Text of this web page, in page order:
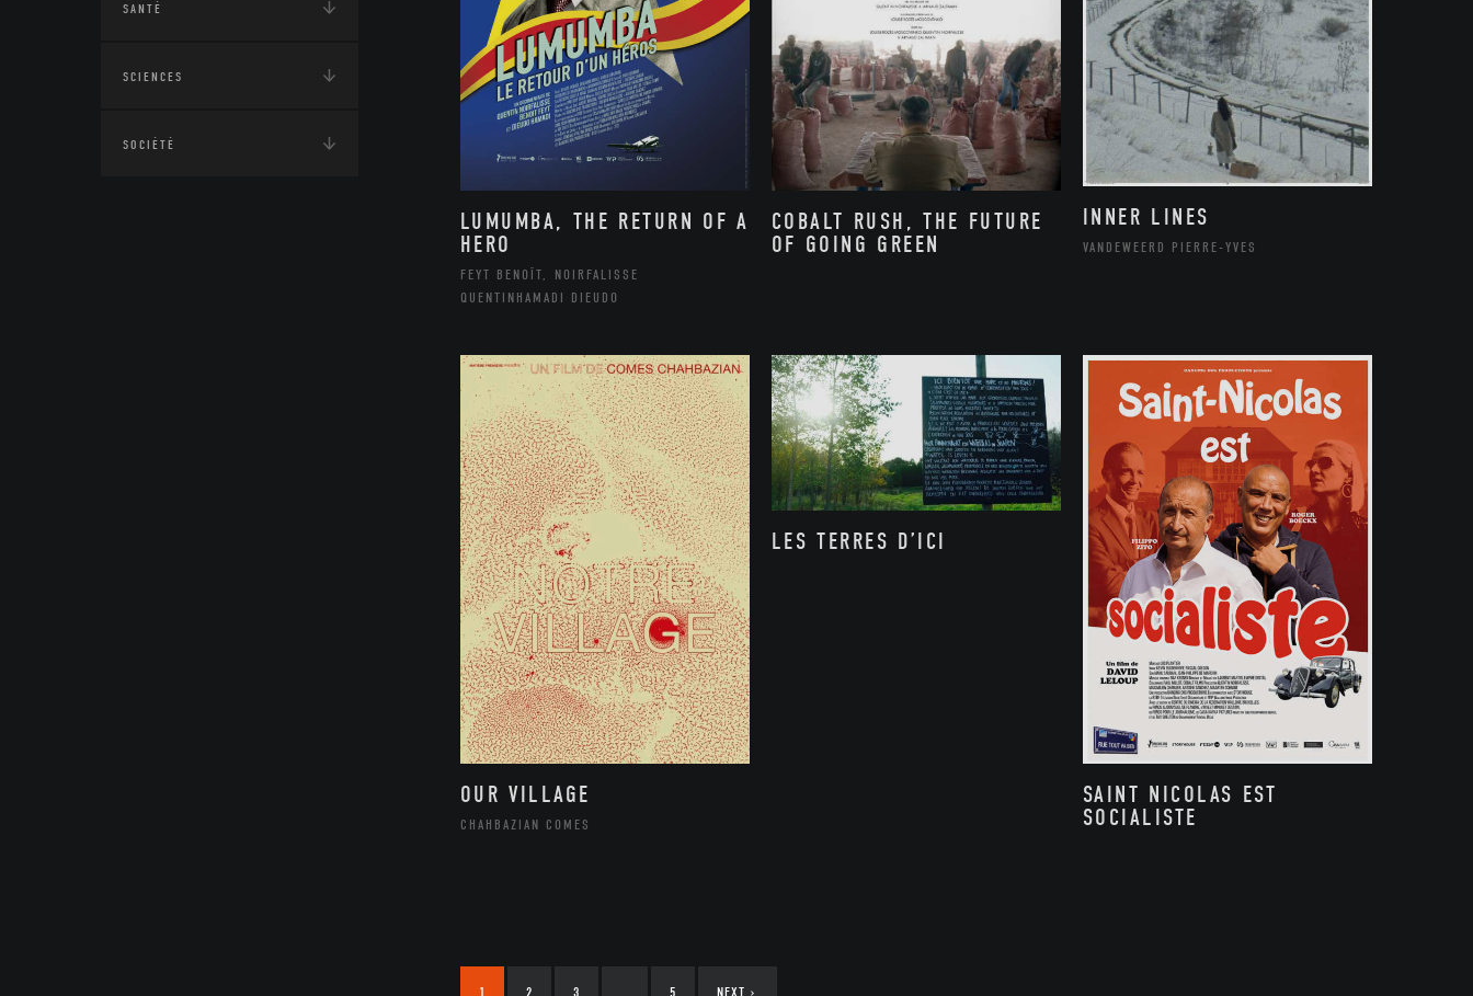
SANTÉ
SCIENCES
SOCIÉTÉ
LUMUMBA, THE RETURN OF A
HERO
FEYT BENOÎT, NOIRFALISSE
QUENTINHAMADI DIEUDO
COBALT RUSH, THE FUTURE
OF GOING GREEN
INNER LINES
VANDEWEERD PIERRE-YVES
OUR VILLAGE
CHAHBAZIAN COMES
LES TERRES D’ICI
SAINT NICOLAS EST
SOCIALISTE
1 2 3 5 NEXT ›